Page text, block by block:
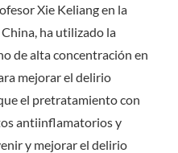
Xie Keliang en la
ha utilizado la
de alta concentración en
mejorar el delirio
el pretratamiento con
antiinflamatorios y
y mejorar el delirio